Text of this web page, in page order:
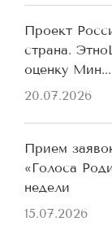
Проект
страна.
оценку Мин...
20.07.2026
Прием
«Голоса
недели
15.07.2026